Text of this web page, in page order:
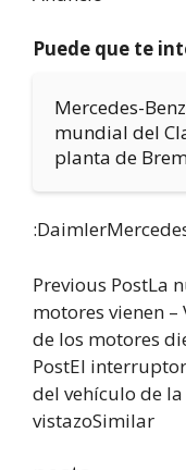
Puede que te
Mercedes-
mundial del
planta de
Previous PostLa
motores vienen
de los motores
PostEl interruptor
del vehículo de la
vistazoSimilar